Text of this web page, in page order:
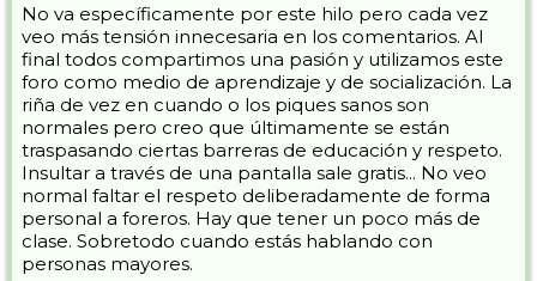
No va específicamente por este hilo pero cada vez
veo más tensión innecesaria en los comentarios. Al
final todos compartimos una pasión y utilizamos este
foro como medio de aprendizaje y de socialización. La
riña de vez en cuando o los piques sanos son
normales pero creo que últimamente se están
traspasando ciertas barreras de educación y respeto.
Insultar a través de una pantalla sale gratis... No veo
normal faltar el respeto deliberadamente de forma
personal a foreros. Hay que tener un poco más de
clase. Sobretodo cuando estás hablando con
personas mayores.